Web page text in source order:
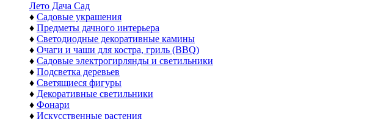
Лето Дача Сад
♦ Садовые украшения
♦ Предметы дачного интерьера
♦ Светодиодные декоративные камины
♦ Очаги и чаши для костра, гриль (BBQ)
♦ Садовые электрогирлянды и светильники
♦ Подсветка деревьев
♦ Светящиеся фигуры
♦ Декоративные светильники
♦ Фонари
♦ Искусственные растения